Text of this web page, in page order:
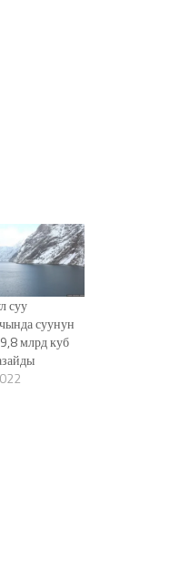
суу
суунун
млрд куб